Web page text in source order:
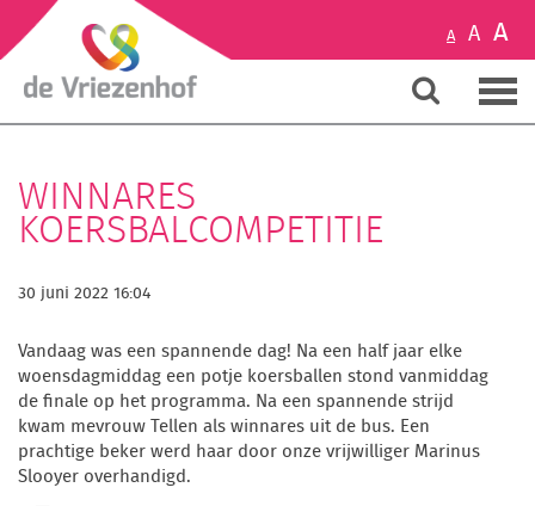
A A A
WINNARES
KOERSBALCOMPETITIE
30 juni 2022 16:04
Vandaag was een spannende dag! Na een half jaar elke
woensdagmiddag een potje koersballen stond vanmiddag
de finale op het programma. Na een spannende strijd
kwam mevrouw Tellen als winnares uit de bus. Een
prachtige beker werd haar door onze vrijwilliger Marinus
Slooyer overhandigd.